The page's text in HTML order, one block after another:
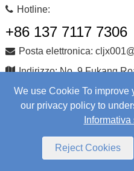
We use Cookie To improve
our privacy policy to
Reject Cookies
Hotline:
+86 137 7117 7306
Posta elettronica:
Indirizzo: No. 9 Fukang
Changzhou, provincia di
Tutti i diritti riservati.
mappa del sito